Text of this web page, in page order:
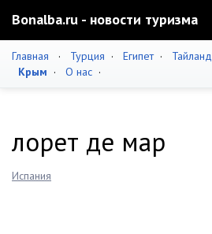
Bonalba.ru - новости туризма
Главная · Турция · Египет· Тайланд
Крым · О нас ·
лорет де мар
Испания